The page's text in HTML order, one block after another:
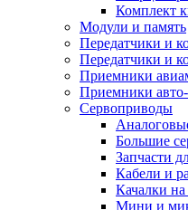
Комплект
Модули и память
Передатчики и
Передатчики и
Приемники
Приемники
Сервоприводы
Большие
Запчасти
Кабели и
Качалки
Мини и